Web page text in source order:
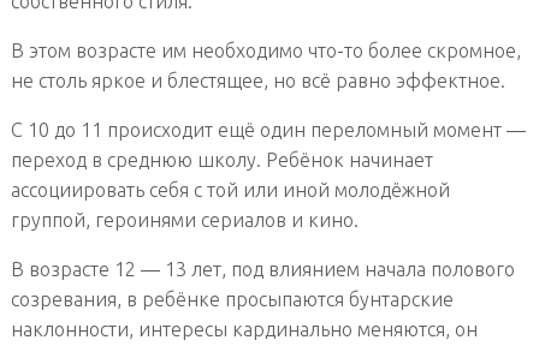
В этом возрасте им необходимо что-то более скромное,
не столь яркое и блестящее, но всё равно эффектное.
С 10 до 11 происходит ещё один переломный момент —
переход в среднюю школу. Ребёнок начинает
ассоциировать себя с той или иной молодёжной
группой, героинями сериалов и кино.
В возрасте 12 — 13 лет, под влиянием начала полового
созревания, в ребёнке просыпаются бунтарские
наклонности, интересы кардинально меняются, он